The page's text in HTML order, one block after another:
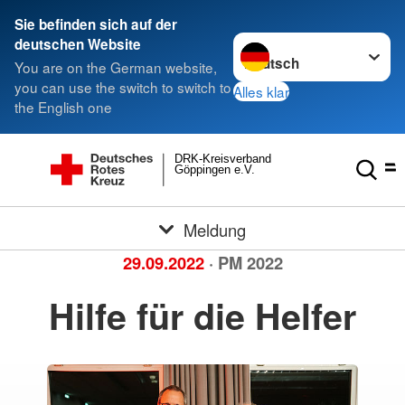
Sie befinden sich auf der
deutschen Website
You are on the German website,
you can use the switch to switch to
the English one
Sprache wechseln zu
Alles klar
Göppingen e.V.
DRK-Kreisverband
Meldung
29.09.2022 · PM 2022
Hilfe für die Helfer